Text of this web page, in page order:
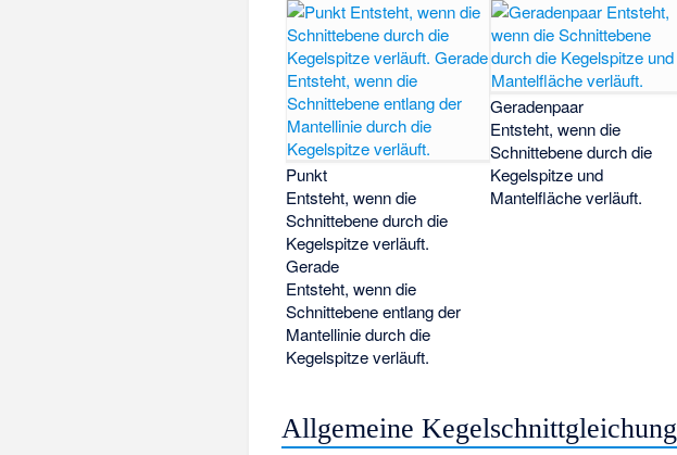
Punkt
Entsteht, wenn die
Schnittebene durch die
Kegelspitze verläuft.
Gerade
Entsteht, wenn die
Schnittebene entlang der
Mantellinie durch die
Kegelspitze verläuft.
Geradenpaar
Entsteht, wenn die
Schnittebene durch die
Kegelspitze und
Mantelfläche verläuft.
Allgemeine Kegelschnittgleichung